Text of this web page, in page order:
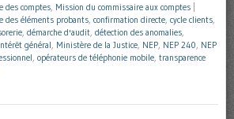
des comptes, Mission du commissaire aux comptes
des éléments probants, confirmation directe, cycle clients,
, démarche d'audit, détection des anomalies,
général, Ministère de la Justice, NEP, NEP 240, NEP
, opérateurs de téléphonie mobile, transparence